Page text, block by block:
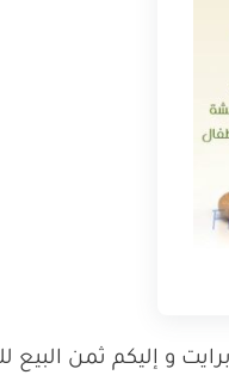
و إليكم ثمن البيع